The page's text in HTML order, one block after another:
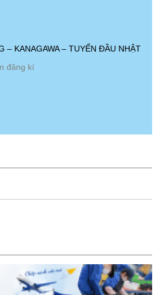
– KANAGAWA – TUYỂN ĐẦU NHẬT
đăng kí